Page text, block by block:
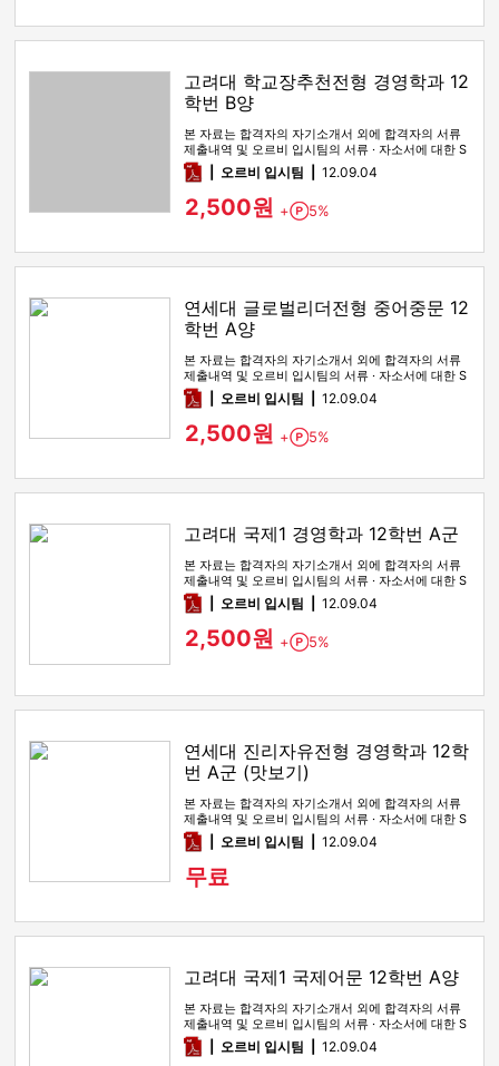
고려대 학교장추천전형 경영학과 12
학번 B양
본 자료는 합격자의 자기소개서 외에 합격자의 서류
제출내역 및 오르비 입시팀의 서류 · 자소서에 대한 S
WOT 분석이 포함돼 …
pdf오르비 입시팀 12.09.04
2,500원 + Point
5%
연세대 글로벌리더전형 중어중문 12
학번 A양
본 자료는 합격자의 자기소개서 외에 합격자의 서류
제출내역 및 오르비 입시팀의 서류 · 자소서에 대한 S
WOT 분석이 포함돼 …
pdf오르비 입시팀 12.09.04
2,500원 + Point
5%
고려대 국제1 경영학과 12학번 A군
본 자료는 합격자의 자기소개서 외에 합격자의 서류
제출내역 및 오르비 입시팀의 서류 · 자소서에 대한 S
WOT 분석이 포함돼 …
pdf오르비 입시팀 12.09.04
2,500원 + Point
5%
연세대 진리자유전형 경영학과 12학
번 A군 (맛보기)
본 자료는 합격자의 자기소개서 외에 합격자의 서류
제출내역 및 오르비 입시팀의 서류 · 자소서에 대한 S
WOT 분석이 포함돼 …
pdf오르비 입시팀 12.09.04
무료
고려대 국제1 국제어문 12학번 A양
본 자료는 합격자의 자기소개서 외에 합격자의 서류
제출내역 및 오르비 입시팀의 서류 · 자소서에 대한 S
WOT 분석이 포함돼 …
pdf오르비 입시팀 12.09.04